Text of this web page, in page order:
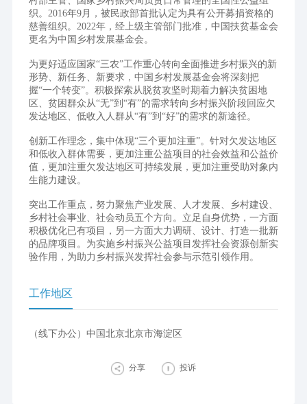
织。2016年9月，被民政部首批认定为具有公开募捐资格的
慈善组织。2022年，经上级主管部门批准，中国扶贫基金会
更名为中国乡村发展基金会。
为更好适应国家“三农”工作重心转向全面推进乡村振兴的新
形势、新任务、新要求，中国乡村发展基金会将深刻把
握“一个转变”。积极探索从脱贫攻坚时期着力解决贫困地
区、贫困群众从“无”到“有”的需求转向乡村振兴阶段回应欠
发达地区、低收入人群从“有”到“好”的需求的新途径。
创新工作理念，集中体现“三个更加注重”。针对欠发达地区
和低收入群体需要，更加注重公益项目的社会效益和公益价
值，更加注重欠发达地区可持续发展，更加注重受助对象内
生能力建设。
突出工作重点，努力聚焦产业发展、人才发展、乡村建设、
乡村社会事业、社会动员五个方向。立足自身优势，一方面
积极优化已有项目，另一方面大力调研、设计、打造一批新
的品牌项目。为实施乡村振兴公益项目发挥社会资源创新实
验作用，为助力乡村振兴发挥社会参与示范引领作用。
工作地区
（线下办公）中国北京北京市海淀区
分享 投诉